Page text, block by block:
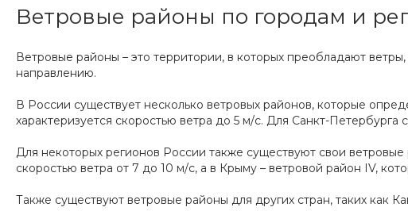
Ветровые районы по городам и
Ветровые районы – это территории, в которых преобладают
направлению.
В России существует несколько ветровых районов, которые
характеризуется скоростью ветра до 5 м/с. Для Санкт-
Для некоторых регионов России также существуют свои
скоростью ветра от 7 до 10 м/с, а в Крыму – ветровой район IV,
Также существуют ветровые районы для других стран, таких как